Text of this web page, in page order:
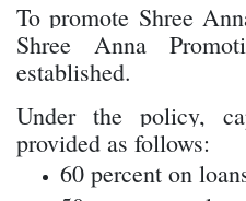
To promote Shree
Shree Anna
established.
Under the policy,
provided as follows:
60 percent on